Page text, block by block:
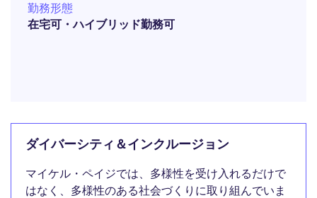
勤務形態
在宅可・ハイブリッド勤務可
ダイバーシティ＆インクルージョン
マイケル・ペイジでは、多様性を受け入れるだけで
はなく、多様性のある社会づくりに取り組んでいま